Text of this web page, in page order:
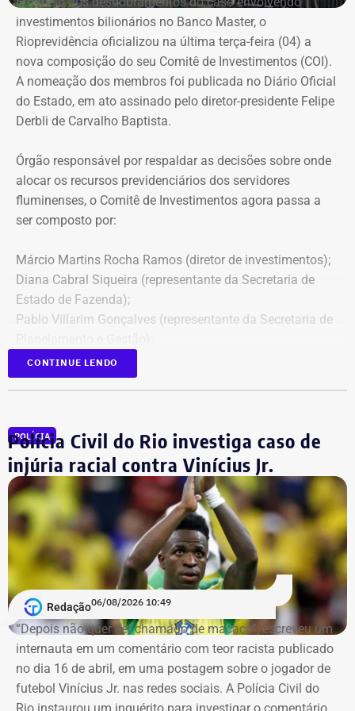
investimentos bilionários no Banco Master, o
Rioprevidência oficializou na última terça-feira (04) a
nova composição do seu Comitê de Investimentos (COI).
A nomeação dos membros foi publicada no Diário Oficial
do Estado, em ato assinado pelo diretor-presidente Felipe
Derbli de Carvalho Baptista.
Órgão responsável por respaldar as decisões sobre onde
alocar os recursos previdenciários dos servidores
fluminenses, o Comitê de Investimentos agora passa a
ser composto por:
Márcio Martins Rocha Ramos (diretor de investimentos);
Diana Cabral Siqueira (representante da Secretaria de
Estado de Fazenda);
Pablo Villarim Gonçalves (representante da Secretaria de
Alisson José Ramos Batista (servidor do Corpo Técnico
do Rioprevidência);
Retroatividade de atos para garantir
segurança jurídica
Um dos pontos de destaque no ato administrativo é a
atribuição de efeitos retroativos a 1º de julho de 2026.
Segundo a portaria, a medida serve para validar e
regularizar decisões de gestão e investimentos que já
vinham sendo praticados pelos servidores designados
desde o mês passado. O fundo justifica a retroatividade
na necessidade de preservar a continuidade do serviço
público, a eficiência e a segurança jurídica de suas
CONTINUE LENDO
POLÍCIA
Polícia Civil do Rio investiga caso de
injúria racial contra Vinícius Jr.
Redação06/08/2026 10:49
“Depois não quer ser chamado de macaco”, escreveu um
internauta em um comentário com teor racista publicado
no dia 16 de abril, em uma postagem sobre o jogador de
futebol Vinícius Jr. nas redes sociais. A Polícia Civil do
Rio instaurou um inquérito para investigar o comentário.